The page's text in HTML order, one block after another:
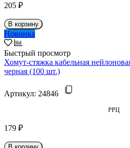
205 ₽
В корзину
Новинка
Быстрый просмотр
Хомут-стяжка кабельная
черная (100 шт.)
Артикул: 24846
РРЦ
179 ₽